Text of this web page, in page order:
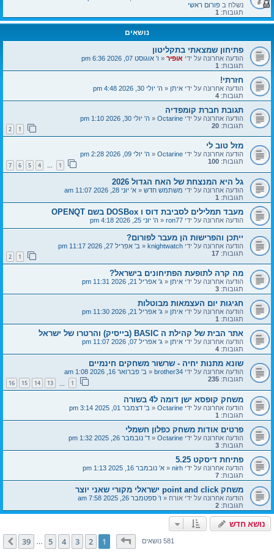
נשלח בפורום ראשי
תגובות: 1
נושאים
פתיחון שמצאתי בתקליטון
הודעה אחרונה על ידי אופיר«ו' אוגוסט 07, 2026 6:36 pm
תגובות: 1
חזרתי!
הודעה אחרונה על ידי איתן«ה' יולי 30, 2026 4:48 pm
תגובות: 4
תגובת חברת קומפדיה
הודעה אחרונה על ידי Octarine
«ה' יולי 30, 2026 1:10 pm
תגובות: 20
2
מזל טוב לי
הודעה אחרונה על ידי Octarine
«ה' יולי 09, 2026 2:28 pm
תגובות: 100
…
4
5
6
7
גל היא המנצחת של האח הגדול 2026
הודעה אחרונה על ידי משתמש חדש«א' יוני 28, 2026 11:07 am
תגובות: 1
מעבד תמלילים לסביבת דוס ו DOSBox בשם OPENQT
הודעה אחרונה על ידי ron77
«ה' יוני 25, 2026 4:18 pm
ייתכן והפרישות הן מעבר לפורום?
הודעה אחרונה על ידי knightwatch
«ב' אפריל 27, 2026 11:17 pm
תגובות: 17
2
מה קרה לתופעת הפתיחונים בישראל?
הודעה אחרונה על ידי איתן«ג' אפריל 21, 2026 11:31 pm
תגובות: 3
חגיגות יום העצמאות מבוטלות
הודעה אחרונה על ידי איתן«ג' אפריל 21, 2026 11:30 pm
תגובות: 1
אתר הבית של קהילת ה BASIC (בייסיק) והרטרו של ישראל
הודעה אחרונה על ידי איתן«ג' אפריל 07, 2026 11:07 pm
תגובות: 4
שונא מתנות יחיה - שרשור משחקים חינמיים
הודעה אחרונה על ידי brother34
«ב' פברואר 16, 2026 1:08 am
תגובות: 235
13
14
15
16
משחק קופסא ישן דומה ל4 בשורה
הודעה אחרונה על ידי Octarine
«ב' דצמבר 01, 2025 3:14 pm
תגובות: 1
פרטים אודות משחק כפלון חשמלי
הודעה אחרונה על ידי Octarine
«ד' נובמבר 26, 2025 1:32 pm
תגובות: 3
פתיחת דיסקט 5.25
הודעה אחרונה על ידי nirh
«א' נובמבר 16, 2025 1:13 pm
תגובות: 7
משחק point and click ישראלי מקורי שאני יוצר
הודעה אחרונה על ידי אורח«ו' ספטמבר 26, 2025 7:58 am
תגובות: 2
נושא חדש
581 נושאיםדף1מתוך39
1
2
3
4
5
39 הבא